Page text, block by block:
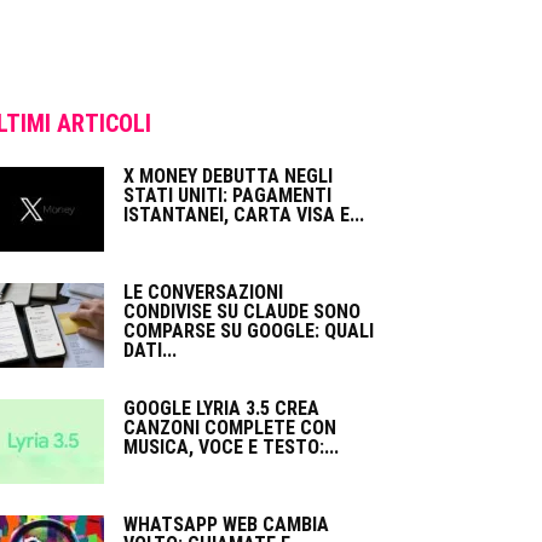
ARTICOLI
X MONEY DEBUTTA NEGLI
STATI UNITI: PAGAMENTI
ISTANTANEI, CARTA VISA E...
LE CONVERSAZIONI
CONDIVISE SU CLAUDE SONO
COMPARSE SU GOOGLE: QUALI
DATI...
GOOGLE LYRIA 3.5 CREA
CANZONI COMPLETE CON
MUSICA, VOCE E TESTO:...
WHATSAPP WEB CAMBIA